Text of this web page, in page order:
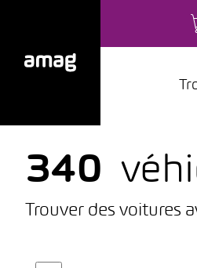
340
Trouver des voitures